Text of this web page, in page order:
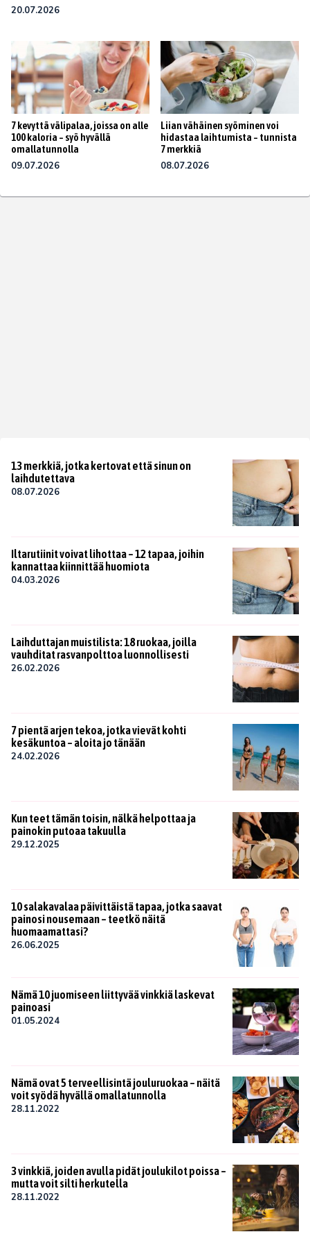
20.07.2026
7 kevyttä välipalaa, joissa on alle
100 kaloria – syö hyvällä
omallatunnolla
09.07.2026
Liian vähäinen syöminen voi
hidastaa laihtumista – tunnista
7 merkkiä
08.07.2026
13 merkkiä, jotka kertovat että sinun on
laihdutettava
08.07.2026
Iltarutiinit voivat lihottaa – 12 tapaa, joihin
kannattaa kiinnittää huomiota
04.03.2026
Laihduttajan muistilista: 18 ruokaa, joilla
vauhditat rasvanpolttoa luonnollisesti
26.02.2026
7 pientä arjen tekoa, jotka vievät kohti
kesäkuntoa – aloita jo tänään
24.02.2026
Kun teet tämän toisin, nälkä helpottaa ja
painokin putoaa takuulla
29.12.2025
10 salakavalaa päivittäistä tapaa, jotka saavat
painosi nousemaan – teetkö näitä
huomaamattasi?
26.06.2025
Nämä 10 juomiseen liittyvää vinkkiä laskevat
painoasi
01.05.2024
Nämä ovat 5 terveellisintä jouluruokaa – näitä
voit syödä hyvällä omallatunnolla
28.11.2022
3 vinkkiä, joiden avulla pidät joulukilot poissa –
mutta voit silti herkutella
28.11.2022